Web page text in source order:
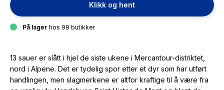
Klikk og hent
På lager hos 99 butikker
13 sauer er slått i hjel de siste ukene i Mercantour-distriktet,
nord i Alpene. Det er tydelig spor etter et dyr som har utført
handlingen, men slagmerkene er altfor kraftige til å være fra